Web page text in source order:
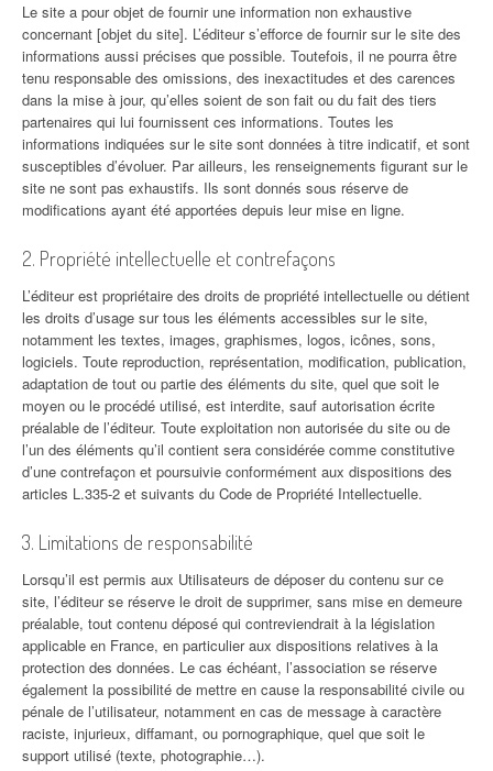
Le site a pour objet de fournir une information non exhaustive
concernant [objet du site]. L’éditeur s’efforce de fournir sur le site des
informations aussi précises que possible. Toutefois, il ne pourra être
tenu responsable des omissions, des inexactitudes et des carences
dans la mise à jour, qu’elles soient de son fait ou du fait des tiers
partenaires qui lui fournissent ces informations. Toutes les
informations indiquées sur le site sont données à titre indicatif, et sont
susceptibles d’évoluer. Par ailleurs, les renseignements figurant sur le
site ne sont pas exhaustifs. Ils sont donnés sous réserve de
modifications ayant été apportées depuis leur mise en ligne.
2. Propriété intellectuelle et contrefaçons
L’éditeur est propriétaire des droits de propriété intellectuelle ou détient
les droits d’usage sur tous les éléments accessibles sur le site,
notamment les textes, images, graphismes, logos, icônes, sons,
logiciels. Toute reproduction, représentation, modification, publication,
adaptation de tout ou partie des éléments du site, quel que soit le
moyen ou le procédé utilisé, est interdite, sauf autorisation écrite
préalable de l’éditeur. Toute exploitation non autorisée du site ou de
l’un des éléments qu’il contient sera considérée comme constitutive
d’une contrefaçon et poursuivie conformément aux dispositions des
articles L.335-2 et suivants du Code de Propriété Intellectuelle.
3. Limitations de responsabilité
Lorsqu’il est permis aux Utilisateurs de déposer du contenu sur ce
site, l’éditeur se réserve le droit de supprimer, sans mise en demeure
préalable, tout contenu déposé qui contreviendrait à la législation
applicable en France, en particulier aux dispositions relatives à la
protection des données. Le cas échéant, l’association se réserve
également la possibilité de mettre en cause la responsabilité civile ou
pénale de l’utilisateur, notamment en cas de message à caractère
raciste, injurieux, diffamant, ou pornographique, quel que soit le
support utilisé (texte, photographie…).